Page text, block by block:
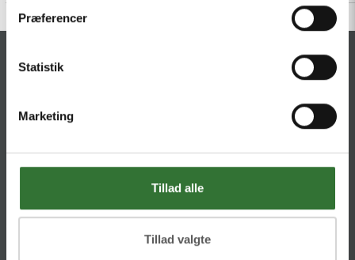
Præferencer
Statistik
Marketing
Tillad alle
Tillad valgte
KONTAKT
DK-4600 Køge
Impressum
Anbieterkennzeichnung
Hans Folsgaard GmbH